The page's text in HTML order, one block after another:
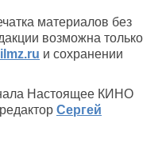
материалов без
возможна только
и сохранении
Настоящее КИНО
Сергей